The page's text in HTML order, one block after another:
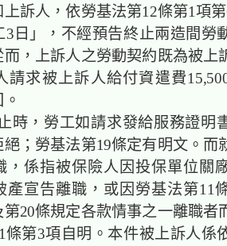
訴人，依勞基法第12條第1項
3日」，不經預告終止兩造間勞
而，上訴人之勞動契約既為被上
請求被上訴人給付資遣費
時，勞工如請求發給服務證明
；勞基法第19條定有明文。而
，係指被保險人因投保單位關
產宣告離職，或因勞基法第11
第20條規定各款情事之一離職者
條第3項自明。本件被上訴人係